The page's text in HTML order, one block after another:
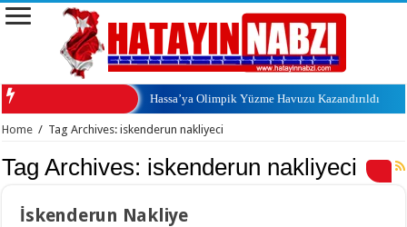
Hassa’ya Olimpik Yüzme Havuzu Kazandırıldı
Home / Tag Archives: iskenderun nakliyeci
Tag Archives: iskenderun nakliyeci
İskenderun Nakliye